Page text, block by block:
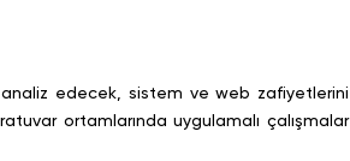
analiz edecek, sistem ve web zafiyetlerini
ortamlarında uygulamalı çalışmalar